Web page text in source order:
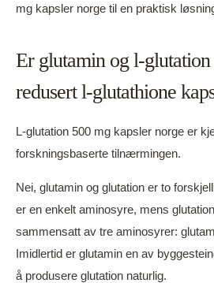
mg kapsler norge til en praktisk
Er glutamin og l-
redusert l-glutathione
L-glutation 500 mg kapsler norge er
forskningsbaserte tilnærmingen.
Nei, glutamin og glutation er to
er en enkelt aminosyre, mens
sammensatt av tre aminosyrer:
Imidlertid er glutamin en av
å produsere glutation naturlig.